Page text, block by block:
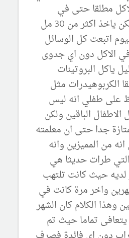
مطلقا حتى في
بدايات العمر لم يكن ياخذ اكثر من 30 مل
اتبعت كل الوسائل
الاكل دون اي جدوى
ياكل البروتينات
الكربوهيدرات مثل
على طفلي انه ليس
الباقين ولكن
جدا حتى ان معلمته
من المميزين وانه
طرات حديثا هي
لديه حيث كانت تلتهب
واخر مرة كانت في
وهذا الكلام كان الشهر
تماما حيث تم